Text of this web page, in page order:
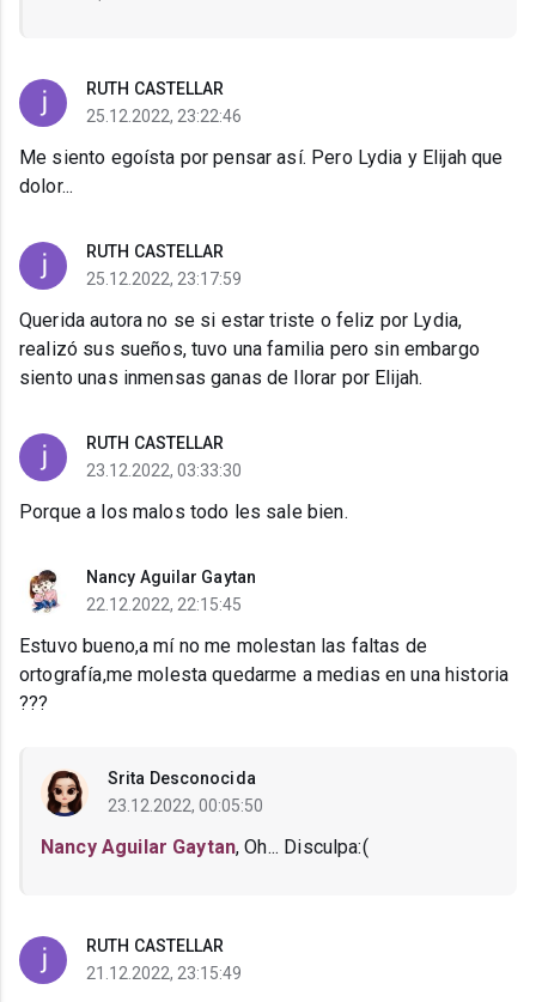
RUTH CASTELLAR
25.12.2022, 23:22:46
Me siento egoísta por pensar así. Pero Lydia y Elijah que
dolor...
RUTH CASTELLAR
25.12.2022, 23:17:59
Querida autora no se si estar triste o feliz por Lydia,
realizó sus sueños, tuvo una familia pero sin embargo
siento unas inmensas ganas de llorar por Elijah.
RUTH CASTELLAR
23.12.2022, 03:33:30
Porque a los malos todo les sale bien.
Nancy Aguilar Gaytan
22.12.2022, 22:15:45
Estuvo bueno,a mí no me molestan las faltas de
ortografía,me molesta quedarme a medias en una historia
???
Srita Desconocida
23.12.2022, 00:05:50
Nancy Aguilar Gaytan, Oh... Disculpa:(
RUTH CASTELLAR
21.12.2022, 23:15:49